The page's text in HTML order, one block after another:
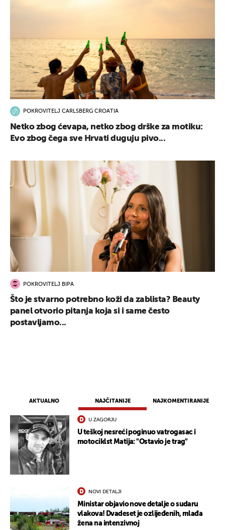
AKTUALNO NAJČITANIJE NAJKOMENTIRANIJE
U ZAGORJU
U teškoj nesreći poginuo vatrogasac i
motociklst Matija: "Ostavio je trag"
NOVI DETALJI
Ministar objavio nove detalje o sudaru
vlakova! Dvadeset je ozlijeđenih, mlađa
žena na intenzivnoj
POKROVITELJ CARLSBERG CROATIA
Netko zbog ćevapa, netko zbog drške za motiku:
Evo zbog čega sve Hrvati duguju pivo...
POKROVITELJ BIPA
Što je stvarno potrebno koži da zablista? Beauty
panel otvorio pitanja koja si i same često
postavljamo...